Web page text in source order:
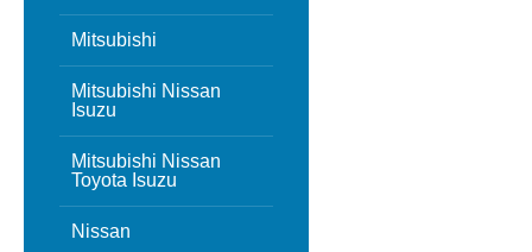
Mitsubishi
Mitsubishi Nissan
Isuzu
Mitsubishi Nissan
Toyota Isuzu
Nissan